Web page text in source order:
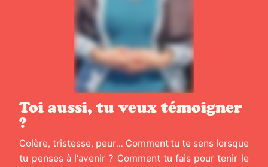
Toi aussi, tu veux témoigner
?
Colère, tristesse, peur... Comment tu te sens lorsque
tu penses à l’avenir ? Comment tu fais pour tenir le